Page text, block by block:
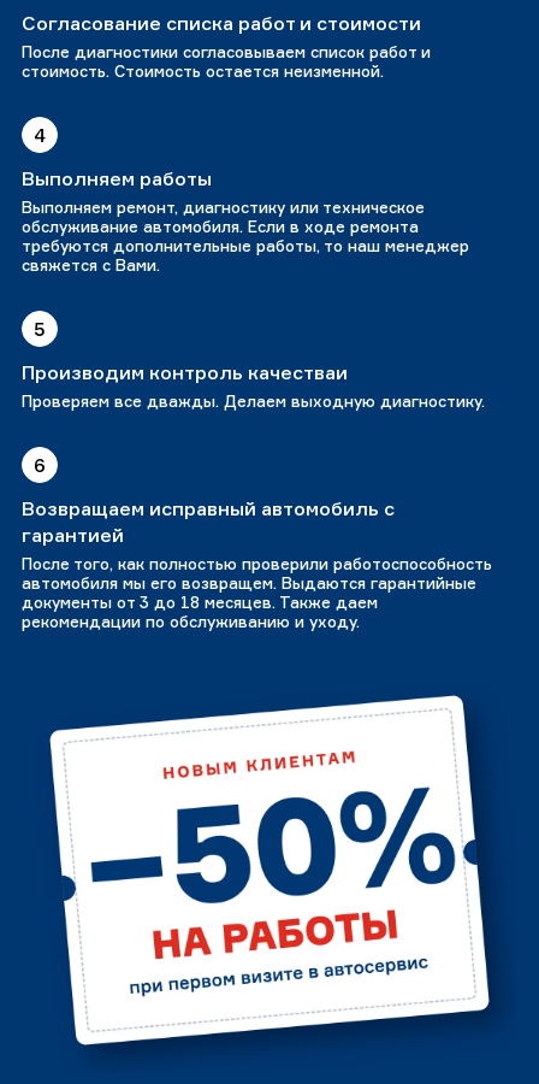
Согласование списка работ и стоимости
После диагностики согласовываем список работ и
стоимость. Стоимость остается неизменной.
4
Выполняем работы
Выполняем ремонт, диагностику или техническое
обслуживание автомобиля. Если в ходе ремонта
требуются дополнительные работы, то наш менеджер
свяжется с Вами.
5
Производим контроль качестваи
Проверяем все дважды. Делаем выходную диагностику.
6
Возвращаем исправный автомобиль с
гарантией
После того, как полностью проверили работоспособность
автомобиля мы его возвращем. Выдаются гарантийные
документы от 3 до 18 месяцев. Также даем
рекомендации по обслуживанию и уходу.